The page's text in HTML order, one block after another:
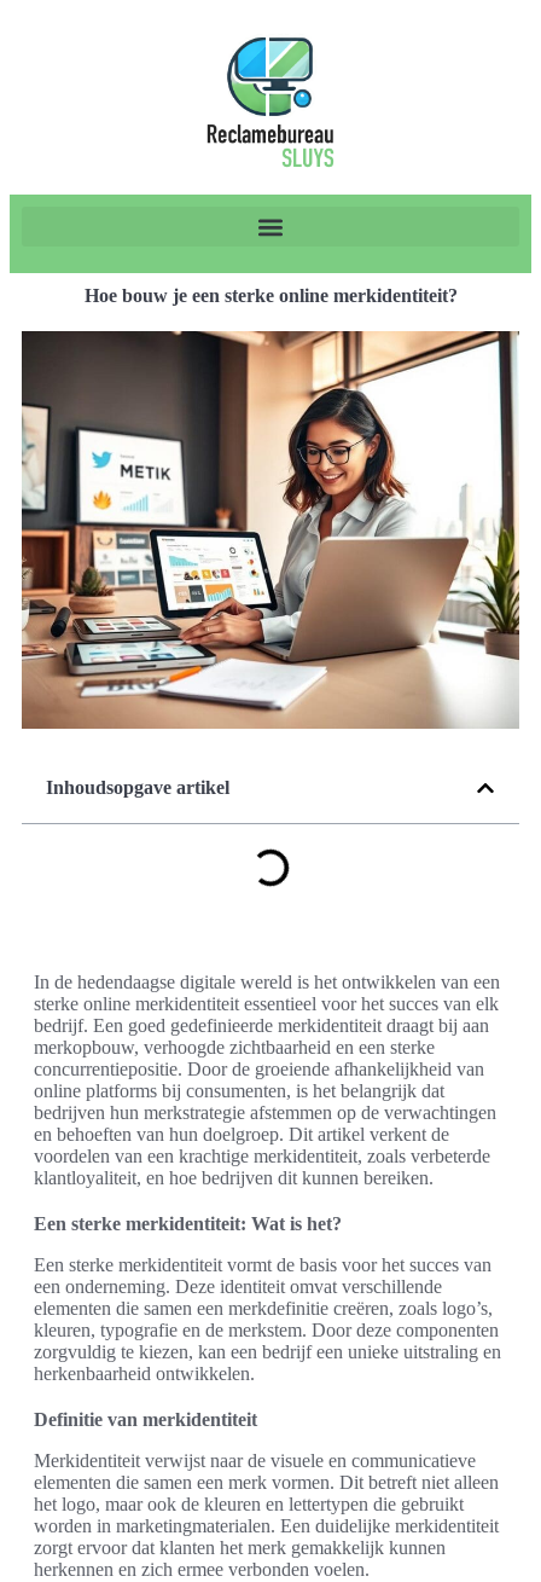
Hoe bouw je een sterke online merkidentiteit?
Inhoudsopgave artikel
In de hedendaagse digitale wereld is het ontwikkelen van een
sterke online merkidentiteit essentieel voor het succes van elk
bedrijf. Een goed gedefinieerde merkidentiteit draagt bij aan
merkopbouw, verhoogde zichtbaarheid en een sterke
concurrentiepositie. Door de groeiende afhankelijkheid van
online platforms bij consumenten, is het belangrijk dat
bedrijven hun merkstrategie afstemmen op de verwachtingen
en behoeften van hun doelgroep. Dit artikel verkent de
voordelen van een krachtige merkidentiteit, zoals verbeterde
klantloyaliteit, en hoe bedrijven dit kunnen bereiken.
Een sterke merkidentiteit: Wat is het?
Een sterke merkidentiteit vormt de basis voor het succes van
een onderneming. Deze identiteit omvat verschillende
elementen die samen een merkdefinitie creëren, zoals logo’s,
kleuren, typografie en de merkstem. Door deze componenten
zorgvuldig te kiezen, kan een bedrijf een unieke uitstraling en
herkenbaarheid ontwikkelen.
Definitie van merkidentiteit
Merkidentiteit verwijst naar de visuele en communicatieve
elementen die samen een merk vormen. Dit betreft niet alleen
het logo, maar ook de kleuren en lettertypen die gebruikt
worden in marketingmaterialen. Een duidelijke merkidentiteit
zorgt ervoor dat klanten het merk gemakkelijk kunnen
herkennen en zich ermee verbonden voelen.